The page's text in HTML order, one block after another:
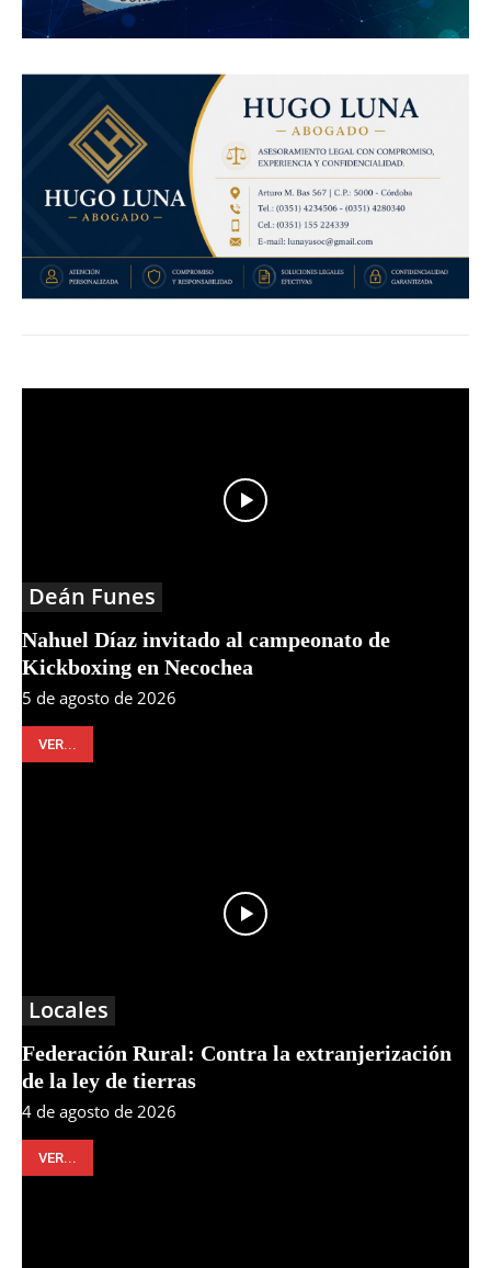
Deán Funes
Nahuel Díaz invitado al campeonato de
Kickboxing en Necochea
5 de agosto de 2026
VER...
Locales
Federación Rural: Contra la extranjerización
de la ley de tierras
4 de agosto de 2026
VER...